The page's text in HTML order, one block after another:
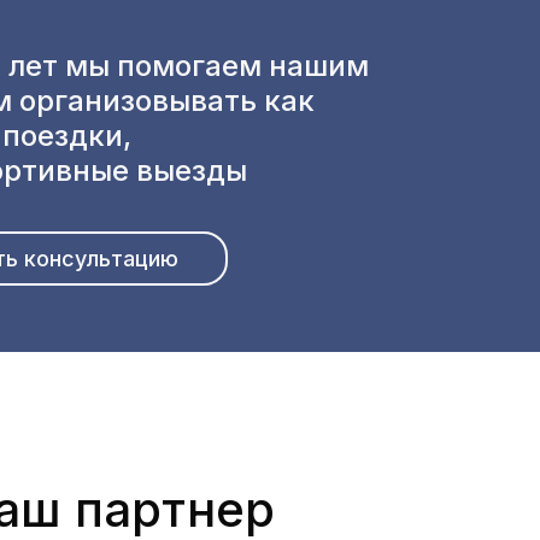
лет мы помогаем нашим
организовывать как
выезды
консультацию
партнер